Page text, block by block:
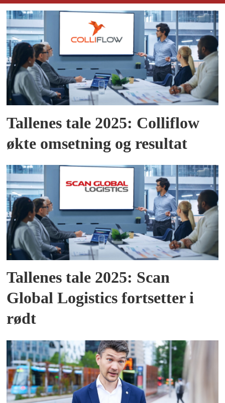
Tallenes tale 2025: Colliflow
økte omsetning og resultat
Tallenes tale 2025: Scan
Global Logistics fortsetter i
rødt